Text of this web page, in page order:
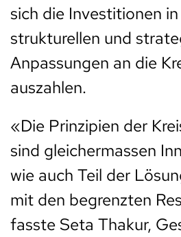
sich die Investitionen
strukturellen und
Anpassungen an die
auszahlen.
«Die Prinzipien der
sind gleichermassen
wie auch Teil der
mit den begrenzten
fasste Seta Thakur,